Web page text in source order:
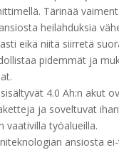
Tärinää
heilahduksia
eikä niitä siirretä
pidemmät ja
4.0 Ah:n akut
ja soveltuvat
vaativilla työalueilla.
ansiosta